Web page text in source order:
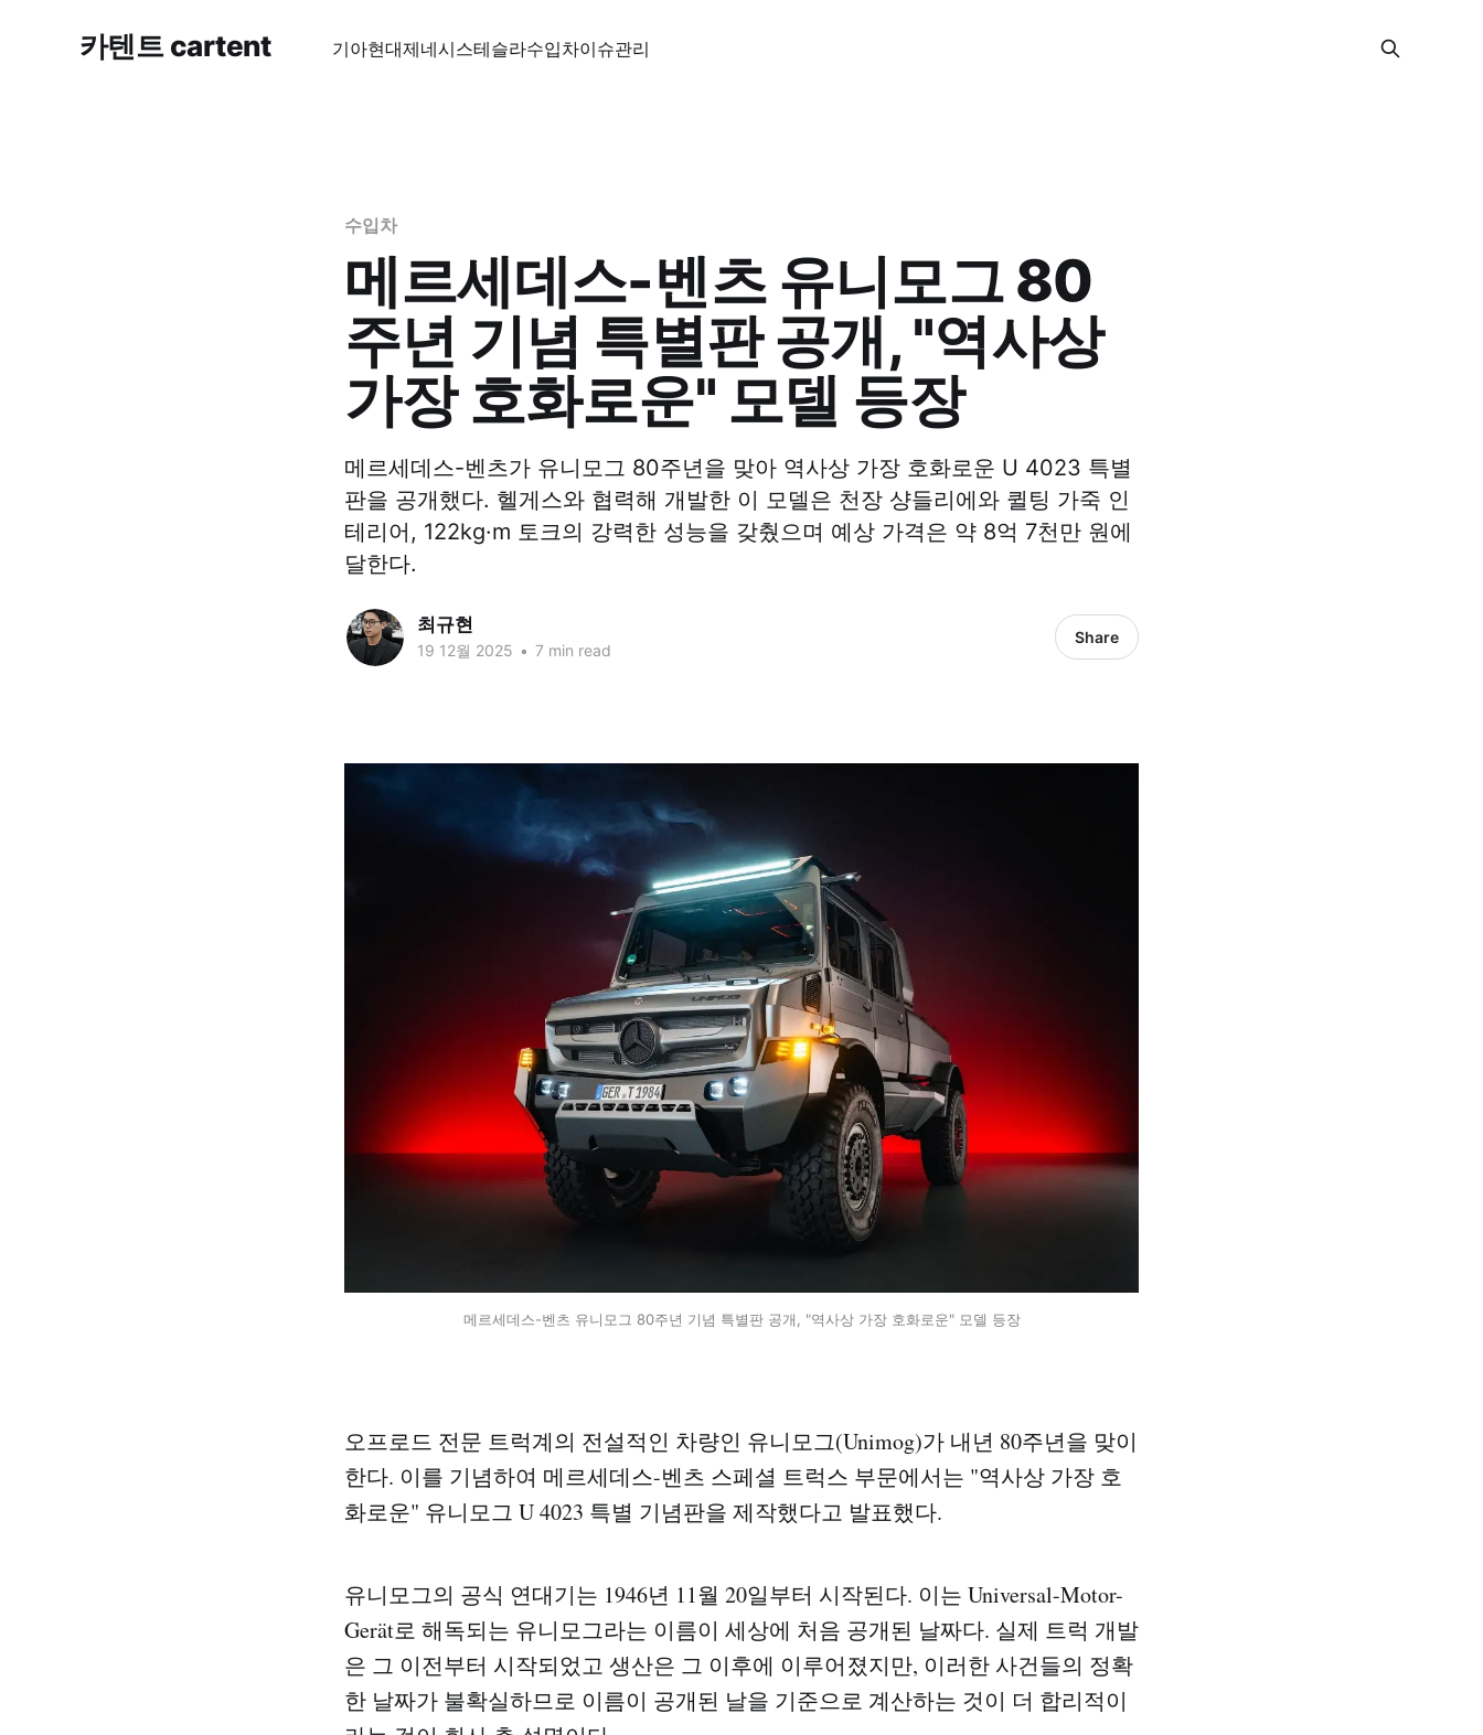
카텐트 cartent 기아현대제네시스테슬라수입차이슈관리
수입차
메르세데스-벤츠 유니모그 80
주년 기념 특별판 공개, "역사상
가장 호화로운" 모델 등장
메르세데스-벤츠가 유니모그 80주년을 맞아 역사상 가장 호화로운 U 4023 특별
판을 공개했다. 헬게스와 협력해 개발한 이 모델은 천장 샹들리에와 퀼팅 가죽 인
테리어, 122kg·m 토크의 강력한 성능을 갖췄으며 예상 가격은 약 8억 7천만 원에
달한다.
최규현
19 12월 2025 • 7 min read
Share
메르세데스-벤츠 유니모그 80주년 기념 특별판 공개, "역사상 가장 호화로운" 모델 등장
오프로드 전문 트럭계의 전설적인 차량인 유니모그(Unimog)가 내년 80주년을 맞이
한다. 이를 기념하여 메르세데스-벤츠 스페셜 트럭스 부문에서는 "역사상 가장 호
화로운" 유니모그 U 4023 특별 기념판을 제작했다고 발표했다.
유니모그의 공식 연대기는 1946년 11월 20일부터 시작된다. 이는 Universal-Motor-
Gerät로 해독되는 유니모그라는 이름이 세상에 처음 공개된 날짜다. 실제 트럭 개발
은 그 이전부터 시작되었고 생산은 그 이후에 이루어졌지만, 이러한 사건들의 정확
한 날짜가 불확실하므로 이름이 공개된 날을 기준으로 계산하는 것이 더 합리적이